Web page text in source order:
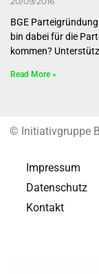
BGE
bin dabei für die
kommen?
Read More »
© Initiativgruppe
Impressum
Datenschutz
Kontakt